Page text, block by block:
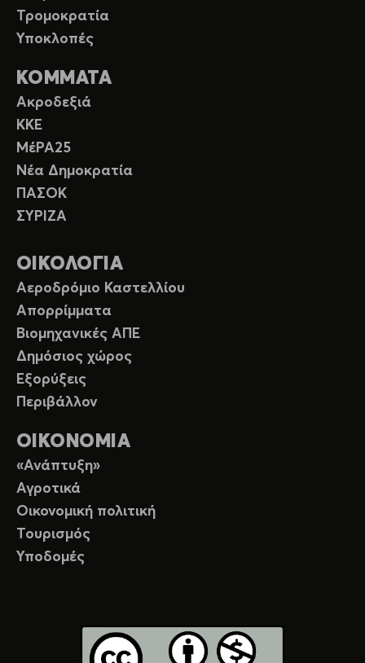
Τρομοκρατία
Υποκλοπές
ΚΟΜΜΑΤΑ
Ακροδεξιά
ΚΚΕ
ΜέΡΑ25
Νέα Δημοκρατία
ΠΑΣΟΚ
ΣΥΡΙΖΑ
ΟΙΚΟΛΟΓΙΑ
Αεροδρόμιο Καστελλίου
Απορρίμματα
Βιομηχανικές ΑΠΕ
Δημόσιος χώρος
Εξορύξεις
Περιβάλλον
ΟΙΚΟΝΟΜΙΑ
«Ανάπτυξη»
Αγροτικά
Οικονομική πολιτική
Τουρισμός
Υποδομές